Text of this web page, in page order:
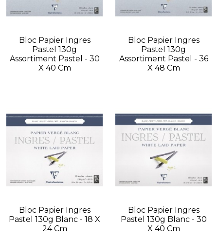
Bloc Papier Ingres
Pastel 130g
Assortiment Pastel - 30
X 40 Cm
Bloc Papier Ingres
Pastel 130g
Assortiment Pastel - 36
X 48 Cm
Bloc Papier Ingres
Pastel 130g Blanc - 18 X
24 Cm
Bloc Papier Ingres
Pastel 130g Blanc - 30
X 40 Cm